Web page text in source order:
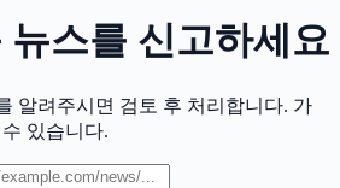
뉴스를 신고하세요
알려주시면 검토 후 처리합니다. 가
있습니다.